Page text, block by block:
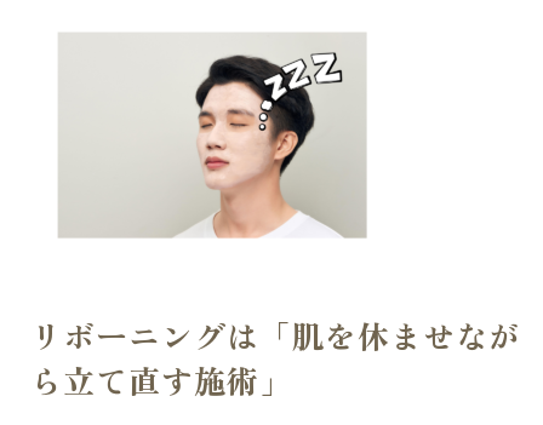
リボーニングは「肌を休ませなが
ら立て直す施術」